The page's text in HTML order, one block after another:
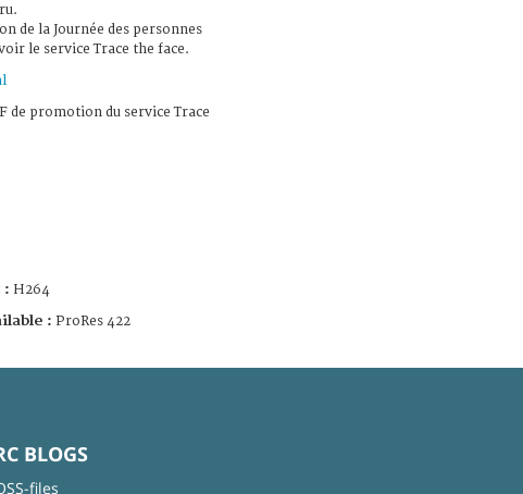
de la Journée des personnes
le service Trace the face.
de promotion du service Trace
: H264
: ProRes 422
BLOGS
files